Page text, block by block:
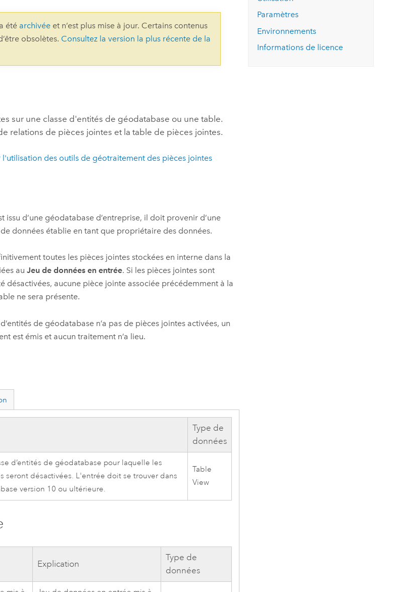
essai gratuit.
Explorer ce cours
professionnels et
technologiques
perspectives et
tendances de
l’univers
Lire le récit
été archivée et n’est plus mise à jour. Certains contenus
obsolètes. Consultez la version la plus récente de la
sur une classe d'entités de géodatabase ou une table.
relations de pièces jointes et la table de pièces jointes.
l'utilisation des outils de géotraitement des pièces jointes
issu d’une géodatabase d’entreprise, il doit provenir d’une
données établie en tant que propriétaire des données.
toutes les pièces jointes stockées en interne dans la
au Jeu de données en entrée. Si les pièces jointes sont
désactivées, aucune pièce jointe associée précédemment à la
ne sera présente.
de géodatabase n’a pas de pièces jointes activées, un
est émis et aucun traitement n’a lieu.
Type de
données
d’entités de géodatabase pour laquelle les
seront désactivées. L'entrée doit se trouver dans
version 10 ou ultérieure.
Table
View
Explication
Type de
données
Paramètres
Environnements
Informations de licence